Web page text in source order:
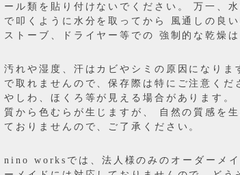
ール類を貼り付けないでください。 万一、
で叩くように水分を取ってから 風通しの良
ストーブ、ドライヤー等での 強制的な乾燥
汚れや湿度、汗はカビやシミの原因になり
で取れませんので、保存際は特にご注意く
やしわ、ほくろ等が見える場合があります
質から色むらが生じますが、 自然の質感を
ておりませんので、ご了承ください。
nino worksでは、法人様のみのオーダーメ